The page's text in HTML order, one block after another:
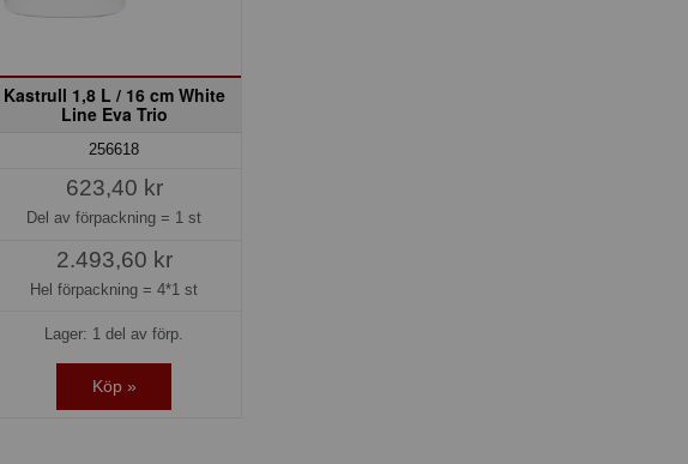
Kastrull 1,8 L / 16 cm White
Line Eva Trio
256618
623,40 kr
Del av förpackning = 1 st
2.493,60 kr
Hel förpackning =4*1 st
Lager: 1 del av förp.
Köp »